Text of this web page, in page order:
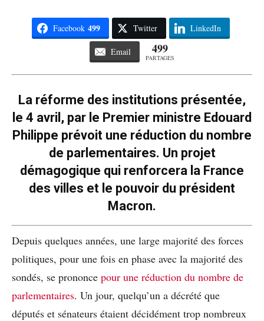
Facebook 499 Twitter LinkedIn
Email 499
PARTAGES
La réforme des institutions présentée,
le 4 avril, par le Premier ministre Edouard
Philippe prévoit une réduction du nombre
de parlementaires. Un projet
démagogique qui renforcera la France
des villes et le pouvoir du président
Macron.
Depuis quelques années, une large majorité des forces
politiques, pour une fois en phase avec la majorité des
sondés, se prononce pour une réduction du nombre de
parlementaires. Un jour, quelqu’un a décrété que
députés et sénateurs étaient décidément trop nombreux